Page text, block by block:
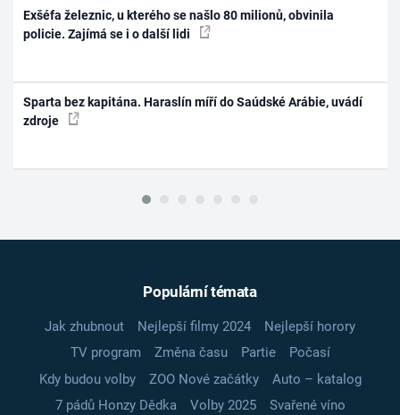
Exšéfa železnic, u kterého se našlo 80 milionů, obvinila
policie. Zajímá se i o další lidi
Sparta bez kapitána. Haraslín míří do Saúdské Arábie, uvádí
zdroje
Populární témata
Jak zhubnout Nejlepší filmy 2024
Nejlepší horory
TV program
Změna času Partie
Počasí
Kdy budou volby
ZOO Nové začátky
Auto – katalog
7 pádů Honzy Dědka
Volby 2025
Svařené víno